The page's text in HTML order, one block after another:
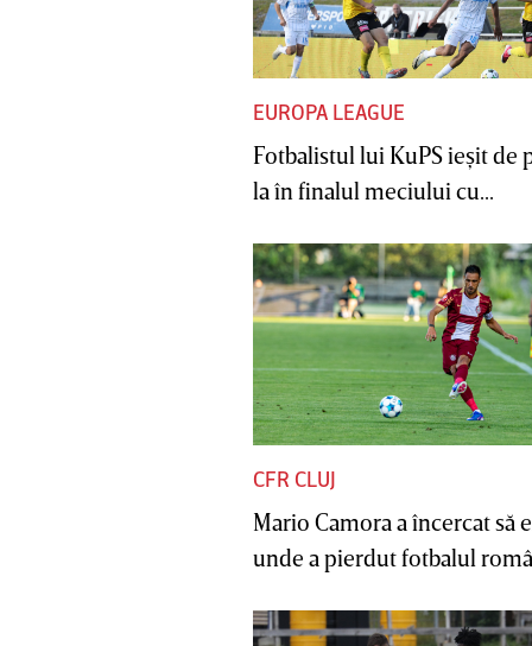
EUROPA LEAGUE
Fotbalistul lui KuPS ieşit de
la în finalul meciului cu...
CFR CLUJ
Mario Camora a încercat să
unde a pierdut fotbalul